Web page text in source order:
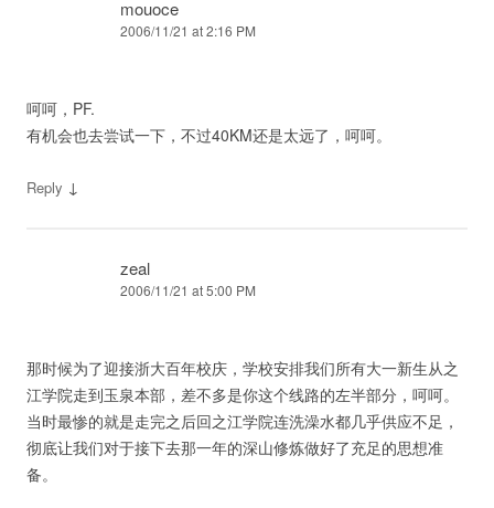
mouoce
2006/11/21 at 2:16 PM
呵呵，PF.
有机会也去尝试一下，不过40KM还是太远了，呵呵。
Reply ↓
zeal
2006/11/21 at 5:00 PM
那时候为了迎接浙大百年校庆，学校安排我们所有大一新生从之
江学院走到玉泉本部，差不多是你这个线路的左半部分，呵呵。
当时最惨的就是走完之后回之江学院连洗澡水都几乎供应不足，
彻底让我们对于接下去那一年的深山修炼做好了充足的思想准
备。